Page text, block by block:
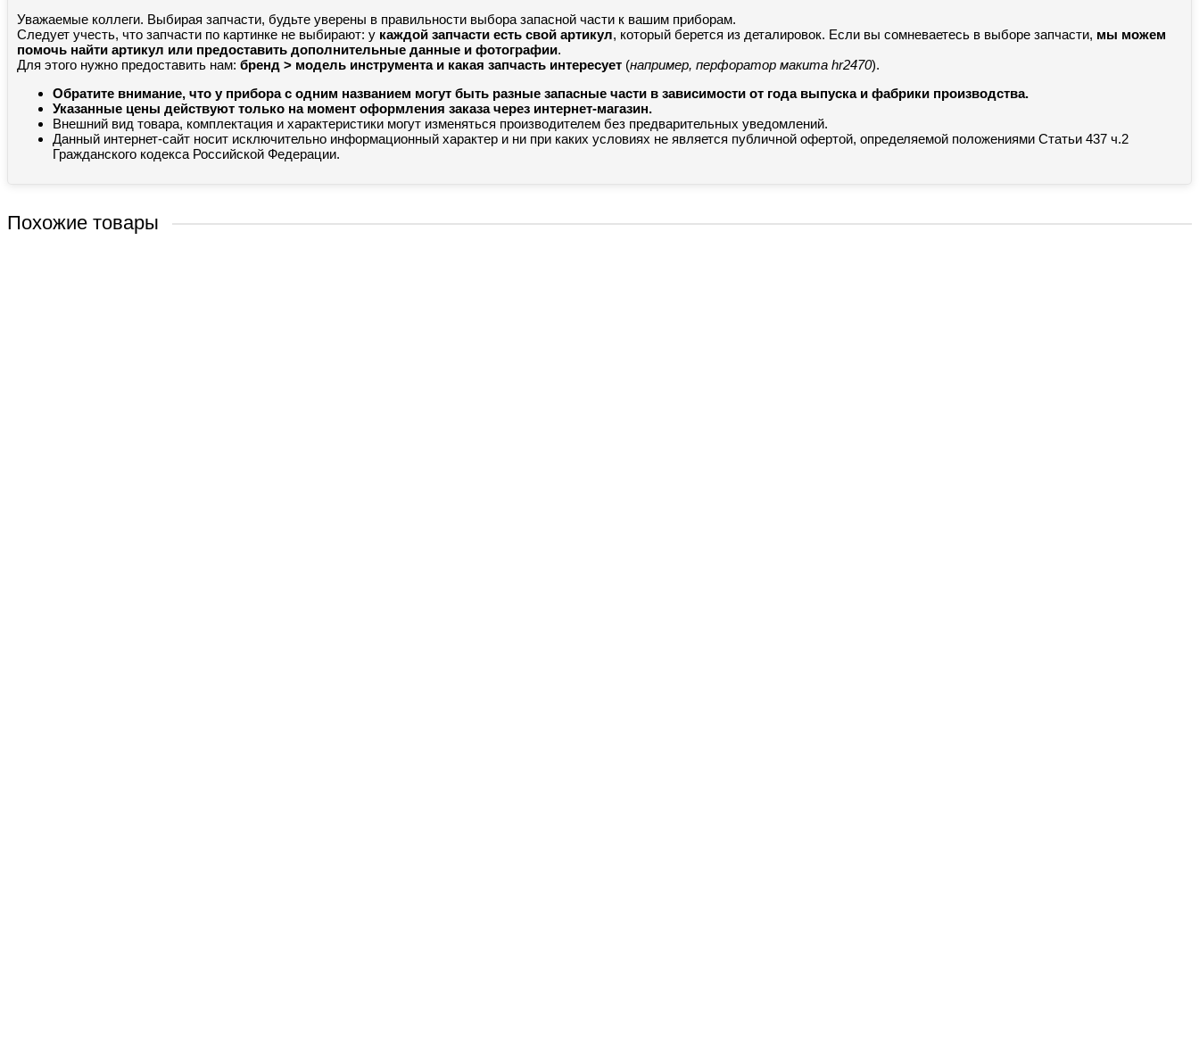
Уважаемые коллеги. Выбирая запчасти, будьте уверены в правильности выбора запасной части к вашим приборам.
Следует учесть, что запчасти по картинке не выбирают: у каждой запчасти есть свой артикул, который берется из деталировок. Если вы сомневаетесь в выборе запчасти, мы можем
помочь найти артикул или предоставить дополнительные данные и фотографии.
Для этого нужно предоставить нам: бренд > модель инструмента и какая запчасть интересует (например, перфоратор макита hr2470).
Обратите внимание, что у прибора с одним названием могут быть разные запасные части в зависимости от года выпуска и фабрики производства.
Указанные цены действуют только на момент оформления заказа через интернет-магазин.
Внешний вид товара, комплектация и характеристики могут изменяться производителем без предварительных уведомлений.
Данный интернет-сайт носит исключительно информационный характер и ни при каких условиях не является публичной офертой, определяемой положениями Статьи 437 ч.2
Гражданского кодекса Российской Федерации.
Похожие товары